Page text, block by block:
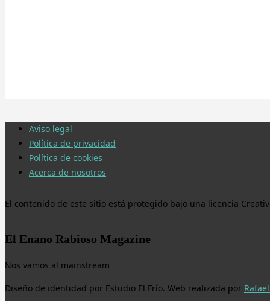
Aviso legal
Política de privacidad
Política de cookies
Acerca de nosotros
El contenido de este sitio está protegido bajo una licencia
El Enano Rabioso Magazine
Nos vamos al mainstream
Diseño de identidad por Estudio El Frío. Web realizada por